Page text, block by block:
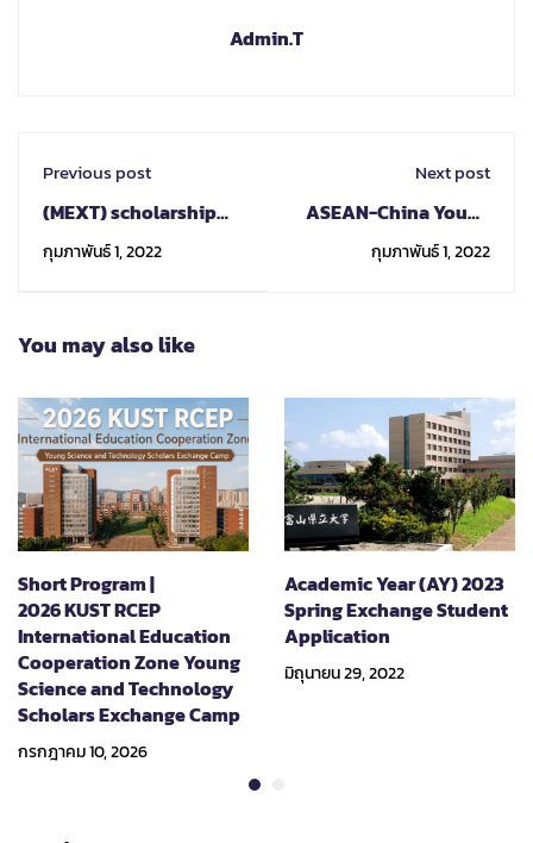
Admin.T
Previous post
(MEXT) scholarship
2022 (Research
Students)
กุมภาพันธ์ 1, 2022
Next post
ASEAN-China Young
Leaders Scholarship
2022
กุมภาพันธ์ 1, 2022
You may also like
Short Program |
2026 KUST RCEP
International Education
Cooperation Zone Young
Science and Technology
Scholars Exchange Camp
กรกฎาคม 10, 2026
Academic Year (AY) 2023
Spring Exchange Student
Application
มิถุนายน 29, 2022